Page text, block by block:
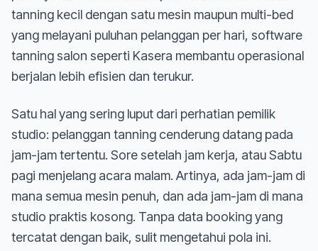
tanning kecil dengan satu mesin maupun multi-bed
yang melayani puluhan pelanggan per hari, software
tanning salon seperti Kasera membantu operasional
berjalan lebih efisien dan terukur.
Satu hal yang sering luput dari perhatian pemilik
studio: pelanggan tanning cenderung datang pada
jam-jam tertentu. Sore setelah jam kerja, atau Sabtu
pagi menjelang acara malam. Artinya, ada jam-jam di
mana semua mesin penuh, dan ada jam-jam di mana
studio praktis kosong. Tanpa data booking yang
tercatat dengan baik, sulit mengetahui pola ini.